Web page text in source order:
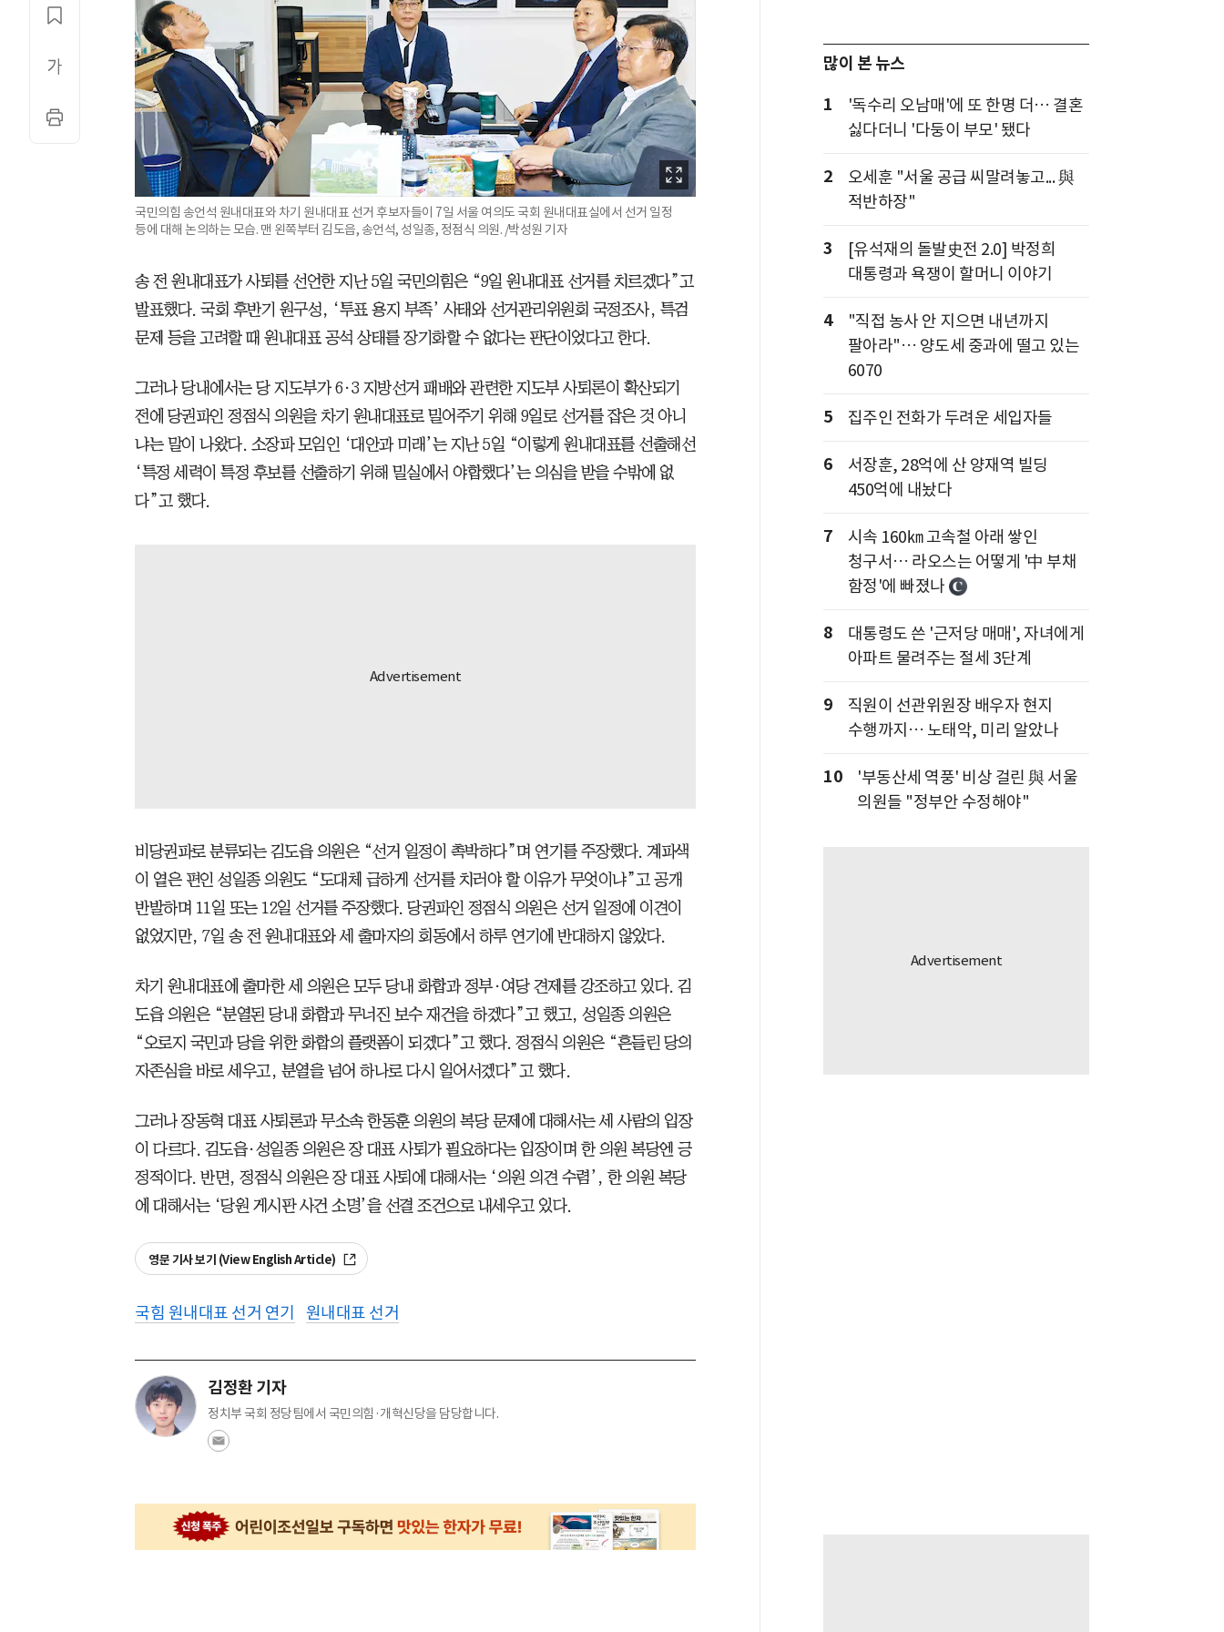
국민의힘 송언석 원내대표와 차기 원내대표 선거 후보자들이 7일 서울 여의도 국회 원내대표실에서 선거 일정
등에 대해 논의하는 모습. 맨 왼쪽부터 김도읍, 송언석, 성일종, 정점식 의원. /박성원 기자
송 전 원내대표가 사퇴를 선언한 지난 5일 국민의힘은 “9일 원내대표 선거를 치르겠다”고
발표했다. 국회 후반기 원구성, ‘투표 용지 부족’ 사태와 선거관리위원회 국정조사, 특검
문제 등을 고려할 때 원내대표 공석 상태를 장기화할 수 없다는 판단이었다고 한다.
그러나 당내에서는 당 지도부가 6·3 지방선거 패배와 관련한 지도부 사퇴론이 확산되기
전에 당권파인 정점식 의원을 차기 원내대표로 밀어주기 위해 9일로 선거를 잡은 것 아니
냐는 말이 나왔다. 소장파 모임인 ‘대안과 미래’는 지난 5일 “이렇게 원내대표를 선출해선
‘특정 세력이 특정 후보를 선출하기 위해 밀실에서 야합했다’는 의심을 받을 수밖에 없
다”고 했다.
비당권파로 분류되는 김도읍 의원은 “선거 일정이 촉박하다”며 연기를 주장했다. 계파색
이 옅은 편인 성일종 의원도 “도대체 급하게 선거를 치러야 할 이유가 무엇이냐”고 공개
반발하며 11일 또는 12일 선거를 주장했다. 당권파인 정점식 의원은 선거 일정에 이견이
없었지만, 7일 송 전 원내대표와 세 출마자의 회동에서 하루 연기에 반대하지 않았다.
차기 원내대표에 출마한 세 의원은 모두 당내 화합과 정부·여당 견제를 강조하고 있다. 김
도읍 의원은 “분열된 당내 화합과 무너진 보수 재건을 하겠다”고 했고, 성일종 의원은
“오로지 국민과 당을 위한 화합의 플랫폼이 되겠다”고 했다. 정점식 의원은 “흔들린 당의
자존심을 바로 세우고, 분열을 넘어 하나로 다시 일어서겠다”고 했다.
그러나 장동혁 대표 사퇴론과 무소속 한동훈 의원의 복당 문제에 대해서는 세 사람의 입장
이 다르다. 김도읍·성일종 의원은 장 대표 사퇴가 필요하다는 입장이며 한 의원 복당엔 긍
정적이다. 반면, 정점식 의원은 장 대표 사퇴에 대해서는 ‘의원 의견 수렴’, 한 의원 복당
에 대해서는 ‘당원 게시판 사건 소명’을 선결 조건으로 내세우고 있다.
영문 기사 보기 (View English Article)
국힘 원내대표 선거 연기 원내대표 선거
김정환 기자
정치부 국회 정당팀에서 국민의힘·개혁신당을 담당합니다.
많이 본 뉴스
1
'독수리 오남매'에 또 한명 더… 결혼
싫다더니 '다둥이 부모' 됐다
2
오세훈 "서울 공급 씨말려놓고... 與
적반하장"
3
[유석재의 돌발史전 2.0] 박정희
대통령과 욕쟁이 할머니 이야기
4
"직접 농사 안 지으면 내년까지
팔아라"… 양도세 중과에 떨고 있는
6070
5 집주인 전화가 두려운 세입자들
6
서장훈, 28억에 산 양재역 빌딩
450억에 내놨다
7
시속 160㎞ 고속철 아래 쌓인
청구서… 라오스는 어떻게 '中 부채
함정'에 빠졌나
8
대통령도 쓴 '근저당 매매', 자녀에게
아파트 물려주는 절세 3단계
9
직원이 선관위원장 배우자 현지
수행까지… 노태악, 미리 알았나
10
'부동산세 역풍' 비상 걸린 與 서울
의원들 "정부안 수정해야"